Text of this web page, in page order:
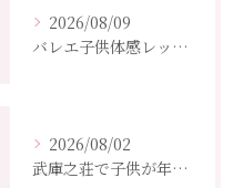
2026/08/09
バレエ子供体感レッスンで伸ばす兵庫県尼崎市大浜町の夢
2026/08/02
武庫之荘で子供が年度から始めるバレエ教室選びとクラス編成ポイント